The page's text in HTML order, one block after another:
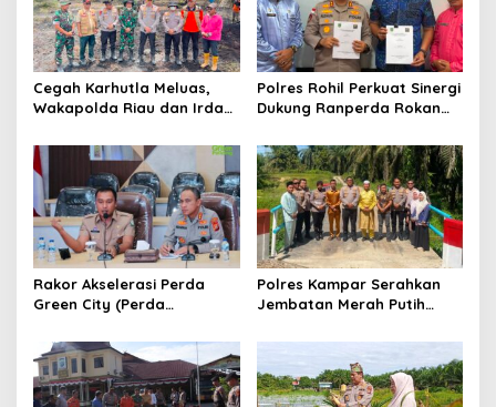
p
o
s
Cegah Karhutla Meluas,
Wakapolda Riau dan Irdam
Padamkan Api di Pasir
Limau Kapas
Polres Rohil Perkuat Sinergi
Dukung Ranperda Rokan
Berkelanjutan
Rakor Akselerasi Perda
Green City (Perda
Pekanbaru Bersama Dinas
Lingkungan Hidup Kota
Pekanbaru dan Tim Pakar
Polres Kampar Serahkan
Jembatan Merah Putih
Warga Pulau Jambu Kuok